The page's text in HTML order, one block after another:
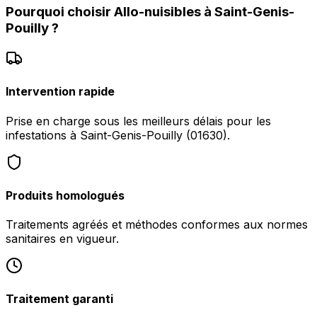
Pourquoi choisir Allo-nuisibles à Saint-Genis-
Pouilly?
Intervention rapide
Prise en charge sous les meilleurs délais pour les
infestations à Saint-Genis-Pouilly (01630).
Produits homologués
Traitements agréés et méthodes conformes aux normes
sanitaires en vigueur.
Traitement garanti